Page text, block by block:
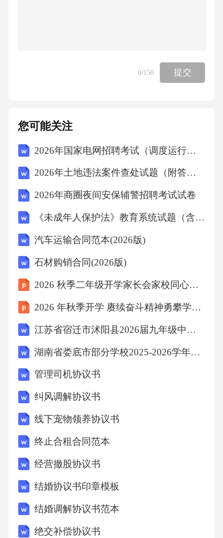
和国法律。2.甲乙双方在履行本协议过程中如发
生争议，应首先通过友好协商解决；协商不成
盖章）之日起生效，有效期为[具体有效期限，
如一年]。协议期满后，双方如无异议，则自动
延续[延续期限，如一年]。2.本协议一式两份，
0/150 提交
您可能关注
2026年国家电网招聘考试（调度运行类）经典试题及答案
2026年土地违法案件查处试题（附答案）
2026年商圈夜间安保辅警招聘考试试卷
《未成年人保护法》教育系统试题（含答案）
汽车运输合同范本(2026版)
石材购销合同(2026版)
2026 秋季二年级开学家长会家校同心共建平安校园
2026 年秋季开学 赓续奋斗精神勇攀学业高峰
江苏省宿迁市沭阳县2026届九年级中考一模数学试卷（含答案）
湖南省娄底市部分学校2025-2026学年高一下学期7月期末考试物理试卷（含答案）
管理司机协议书
纠风调解协议书
线下宠物领养协议书
终止合租合同范本
经营撤股协议书
结婚协议书印章模板
结婚调解协议书范本
绝交补偿协议书